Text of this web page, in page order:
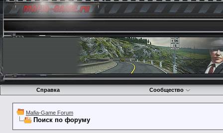
Справка Сообщество
Mafia-Game Forum
Поиск по форуму